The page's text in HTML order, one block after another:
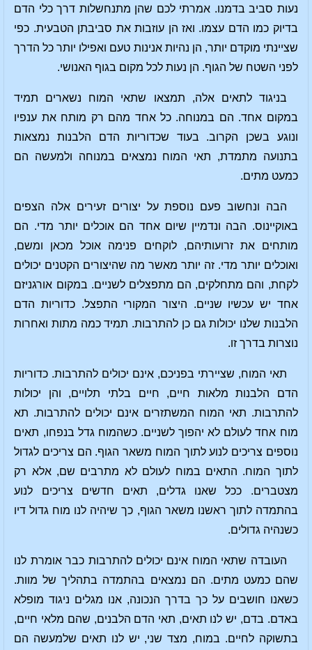
נעות סביב בדמנו. אמרתי לכם שהן מתנחשלות דרך כלי הדם
בדיוק כמו הדם עצמו. ואז הן עוזבות את סביבתן הטבעית. כפי
שציינתי מוקדם יותר, הן נהיות אנינות טעם ואפילו יותר כל הדרך
לפני השטח של הגוף. הן נעות לכל מקום בגוף האנושי.
בניגוד לתאים אלה, תמצאו שתאי המוח נשארים תמיד
במקום אחד. הם במנוחה. כל אחד מהם רק מותח את ענפיו
ונוגע בשכן הקרוב. בעוד שכדוריות הדם הלבנות נמצאות
בתנועה מתמדת, תאי המוח נמצאים במנוחה ולמעשה הם
כמעט מתים.
הבה ונחשוב פעם נוספת על יצורים זעירים אלה הצפים
באוקיינוס. הבה ונדמיין שיום אחד הם אוכלים יותר מדי. הם
מותחים את זרועותיהם, לוקחים פנימה אוכל מכאן ומשם,
ואוכלים יותר מדי. זה יותר מאשר מה שהיצורים הקטנים יכולים
לקחת, והם מתחלקים, הם מתפצלים לשניים. במקום אורגניזם
אחד יש עכשיו שניים. היצור המקורי התפצל. כדוריות הדם
הלבנות שלנו יכולות גם כן להתרבות. תמיד כמה מתות ואחרות
נוצרות בדרך זו.
תאי המוח, שציירתי בפניכם, אינם יכולים להתרבות. כדוריות
הדם הלבנות מלאות חיים, חיים בלתי תלויים, והן יכולות
להתרבות. תאי המוח המשתזרים אינם יכולים להתרבות. תא
מוח אחד לעולם לא יהפוך לשניים. כשהמוח גדל בנפחו, תאים
נוספים צריכים לנוע לתוך המוח משאר הגוף. הם צריכים לגדול
לתוך המוח. התאים במוח לעולם לא מתרבים שם, אלא רק
מצטברים. ככל שאנו גדלים, תאים חדשים צריכים לנוע
בהתמדה לתוך ראשנו משאר הגוף, כך שיהיה לנו מוח גדול דיו
כשנהיה גדולים.
העובדה שתאי המוח אינם יכולים להתרבות כבר אומרת לנו
שהם כמעט מתים. הם נמצאים בהתמדה בתהליך של מוות.
כשאנו חושבים על כך בדרך הנכונה, אנו מגלים ניגוד מופלא
באדם. בדם, יש לנו תאים, תאי הדם הלבנים, שהם מלאי חיים,
בתשוקה לחיים. במוח, מצד שני, יש לנו תאים שלמעשה הם